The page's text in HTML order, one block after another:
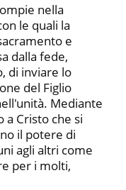
nella
le quali la
e
dalla fede,
di inviare lo
del Figlio
Mediante
a Cristo che si
il potere di
agli altri come
per i molti,